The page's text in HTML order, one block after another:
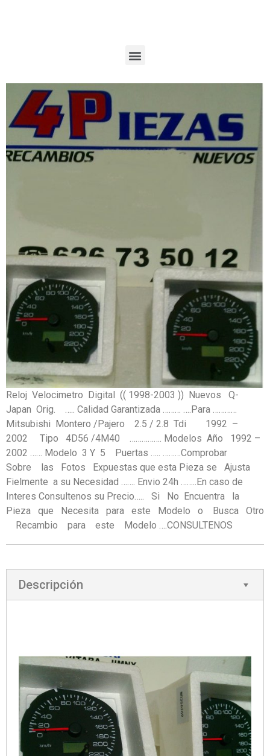
Reloj Velocimetro Digital (( 1998-2003 )) Nuevos Q-
Japan Orig. ….. Calidad Garantizada ……… ….Para …………
Mitsubishi Montero /Pajero 2.5 / 2.8 Tdi 1992 –
2002 Tipo 4D56 /4M40 ……………. Modelos Año 1992 –
2002 …… Modelo 3 Y 5 Puertas ….. ………Comprobar
Sobre las Fotos Expuestas que esta Pieza se Ajusta
Fielmente a su Necesidad ……. Envio 24h ……..En caso de
Interes Consultenos su Precio….. Si No Encuentra la
Pieza que Necesita para este Modelo o Busca Otro
Recambio para este Modelo ….CONSULTENOS
Descripción